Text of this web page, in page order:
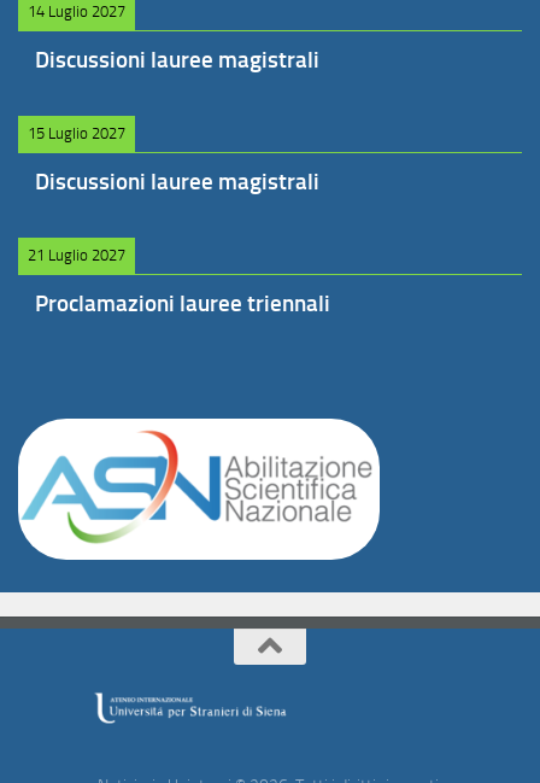
14 Luglio 2027
Discussioni lauree magistrali
15 Luglio 2027
Discussioni lauree magistrali
21 Luglio 2027
Proclamazioni lauree triennali